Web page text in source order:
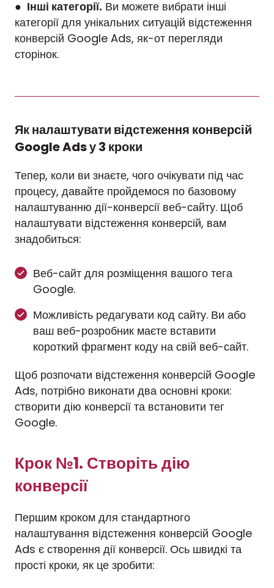
● Інші категорії. Ви можете вибрати інші
категорії для унікальних ситуацій відстеження
конверсій Google Ads, як-от перегляди
сторінок.
Як налаштувати відстеження конверсій
Google Ads у 3 кроки
Тепер, коли ви знаєте, чого очікувати під час
процесу, давайте пройдемося по базовому
налаштуванню дії-конверсії веб-сайту. Щоб
налаштувати відстеження конверсій, вам
знадобиться:
Веб-сайт для розміщення вашого тега
Google.
Можливість редагувати код сайту. Ви або
ваш веб-розробник маєте вставити
короткий фрагмент коду на свій веб-сайт.
Щоб розпочати відстеження конверсій Google
Ads, потрібно виконати два основні кроки:
створити дію конверсії та встановити тег
Google.
Крок №1. Створіть дію
конверсії
Першим кроком для стандартного
налаштування відстеження конверсій Google
Ads є створення дії конверсії. Ось швидкі та
прості кроки, як це зробити: